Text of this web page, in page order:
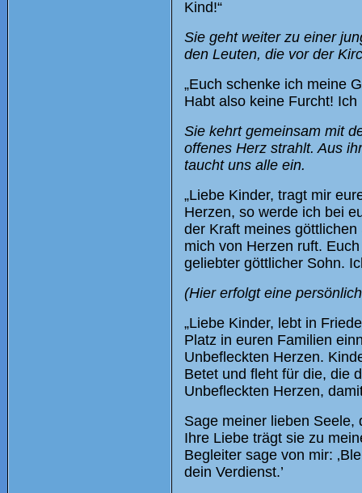
Kind!“
Sie geht weiter zu einer
den Leuten, die vor der
„Euch schenke ich meine
Habt also keine Furcht! Ich
Sie kehrt gemeinsam mit
offenes Herz strahlt. Aus
taucht uns alle ein.
„Liebe Kinder, tragt mir
Herzen, so werde ich bei
der Kraft meines
mich von Herzen ruft.
geliebter göttlicher Sohn.
(Hier erfolgt eine
„Liebe Kinder, lebt in
Platz in euren Familien
Unbefleckten Herzen.
Betet und fleht für die, die
Unbefleckten Herzen,
Sage meiner lieben Seele,
Ihre Liebe trägt sie zu
Begleiter sage von mir:
dein Verdienst.’